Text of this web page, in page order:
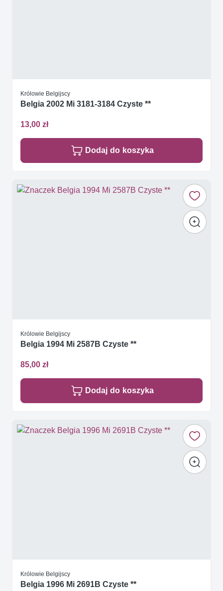
Królowie Belgijscy
Belgia 2002 Mi 3181-3184 Czyste **
13,00 zł
Dodaj do koszyka
Królowie Belgijscy
Belgia 1994 Mi 2587B Czyste **
85,00 zł
Dodaj do koszyka
Królowie Belgijscy
Belgia 1996 Mi 2691B Czyste **